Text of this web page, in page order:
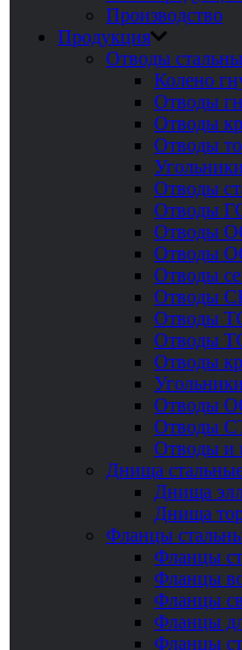
Производство
Продукция
Отводы
Колено
Отводы
Отводы
Отводы
Отводы
Отводы
Отводы
Отводы
Отводы
Отводы
Отводы
Отводы
Отводы
Отводы
Отводы
Отводы и
Днища
Днища
Днища
Фланцы
Фланцы
Фланцы
Фланцы
Фланцы
Фланцы